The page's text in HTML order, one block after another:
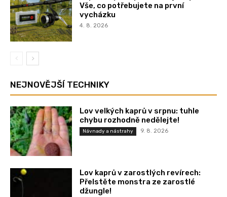
Vše, co potřebujete na první
vycházku
4. 8. 2026
NEJNOVĚJŠÍ TECHNIKY
Lov velkých kaprů v srpnu: tuhle
chybu rozhodně nedělejte!
Návnady a nástrahy 9. 8. 2026
Lov kaprů v zarostlých revírech:
Přelstěte monstra ze zarostlé
džungle!